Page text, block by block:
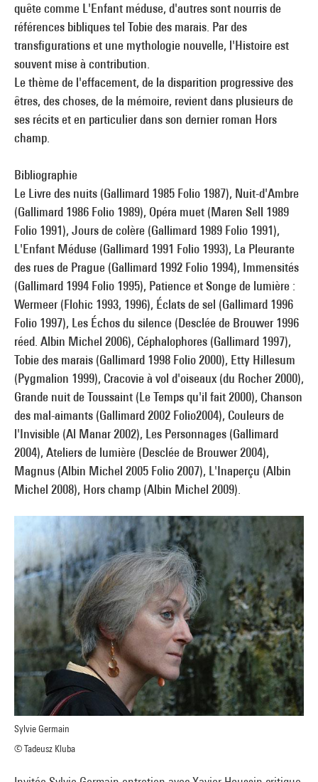
quête comme L'Enfant méduse, d'autres sont nourris de
références bibliques tel Tobie des marais. Par des
transfigurations et une mythologie nouvelle, l'Histoire est
souvent mise à contribution.
Le thème de l'effacement, de la disparition progressive des
êtres, des choses, de la mémoire, revient dans plusieurs de
ses récits et en particulier dans son dernier roman Hors
champ.
Bibliographie
Le Livre des nuits (Gallimard 1985 Folio 1987), Nuit-d'Ambre
(Gallimard 1986 Folio 1989), Opéra muet (Maren Sell 1989
Folio 1991), Jours de colère (Gallimard 1989 Folio 1991),
L'Enfant Méduse (Gallimard 1991 Folio 1993), La Pleurante
des rues de Prague (Gallimard 1992 Folio 1994), Immensités
(Gallimard 1994 Folio 1995), Patience et Songe de lumière :
Wermeer (Flohic 1993, 1996), Éclats de sel (Gallimard 1996
Folio 1997), Les Échos du silence (Desclée de Brouwer 1996
réed. Albin Michel 2006), Céphalophores (Gallimard 1997),
Tobie des marais (Gallimard 1998 Folio 2000), Etty Hillesum
(Pygmalion 1999), Cracovie à vol d'oiseaux (du Rocher 2000),
Grande nuit de Toussaint (Le Temps qu'il fait 2000), Chanson
des mal-aimants (Gallimard 2002 Folio2004), Couleurs de
l'Invisible (Al Manar 2002), Les Personnages (Gallimard
2004), Ateliers de lumière (Desclée de Brouwer 2004),
Magnus (Albin Michel 2005 Folio 2007), L'Inaperçu (Albin
Michel 2008), Hors champ (Albin Michel 2009).
Sylvie Germain
© Tadeusz Kluba